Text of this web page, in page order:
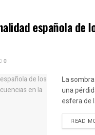
española de
0
La
una
esfera de
READ